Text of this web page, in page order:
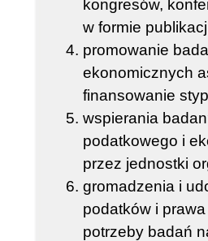
kongresów,
w formie
promowanie
ekonomicznych
finansowanie
wspierania
podatkowego i
przez jednostki
gromadzenia i
podatków i
potrzeby badań